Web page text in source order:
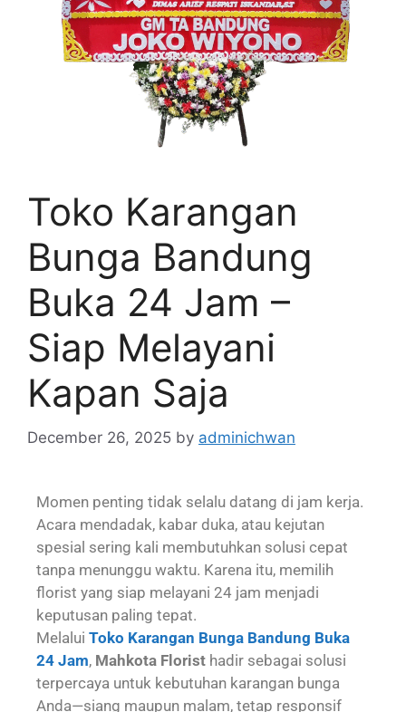
Toko Karangan
Bunga Bandung
Buka 24 Jam –
Siap Melayani
Kapan Saja
December 26, 2025 by adminichwan
Momen penting tidak selalu datang di jam kerja.
Acara mendadak, kabar duka, atau kejutan
spesial sering kali membutuhkan solusi cepat
tanpa menunggu waktu. Karena itu, memilih
florist yang siap melayani 24 jam menjadi
keputusan paling tepat.
Melalui Toko Karangan Bunga Bandung Buka
24 Jam, Mahkota Florist hadir sebagai solusi
terpercaya untuk kebutuhan karangan bunga
Anda—siang maupun malam, tetap responsif